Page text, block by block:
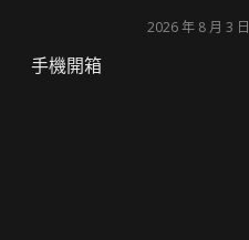
2026 年 8 月 3 日
手機開箱